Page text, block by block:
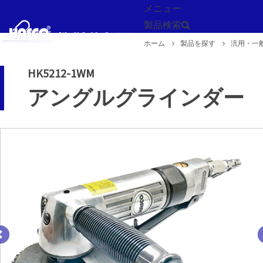
メニュー
製品検索
ホーム 製品を探す 汎用・一
HK5212-1WM
アングルグラインダー